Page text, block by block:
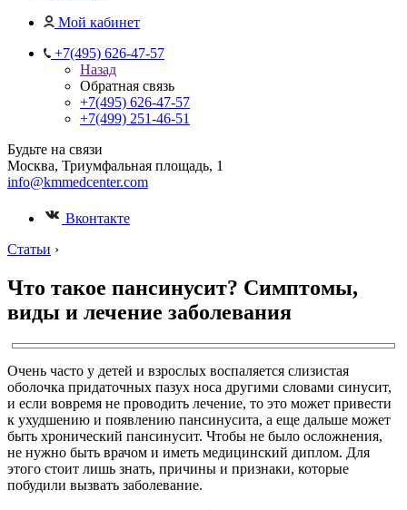
Мой кабинет
+7(495) 626-47-57
Назад
Обратная связь
+7(495) 626-47-57
+7(499) 251-46-51
Будьте на связи
Москва, Триумфальная площадь, 1
info@kmmedcenter.com
Вконтакте
Статьи ›
Что такое пансинусит? Симптомы,
виды и лечение заболевания
Очень часто у детей и взрослых воспаляется слизистая
оболочка придаточных пазух носа другими словами синусит,
и если вовремя не проводить лечение, то это может привести
к ухудшению и появлению пансинусита, а еще дальше может
быть хронический пансинусит. Чтобы не было осложнения,
не нужно быть врачом и иметь медицинский диплом. Для
этого стоит лишь знать, причины и признаки, которые
побудили вызвать заболевание.